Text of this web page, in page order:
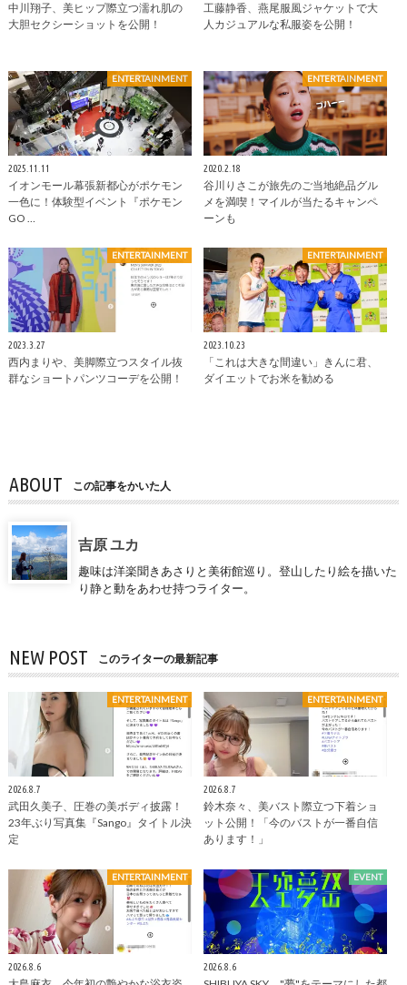
中川翔子、美ヒップ際立つ濡れ肌の
大胆セクシーショットを公開！
工藤静香、燕尾服風ジャケットで大
人カジュアルな私服姿を公開！
ENTERTAINMENT
2025.11.11
イオンモール幕張新都心がポケモン
一色に！体験型イベント『ポケモン
GO …
ENTERTAINMENT
2020.2.18
谷川りさこが旅先のご当地絶品グル
メを満喫！マイルが当たるキャンペ
ーンも
ENTERTAINMENT
2023.3.27
西内まりや、美脚際立つスタイル抜
群なショートパンツコーデを公開！
ENTERTAINMENT
2023.10.23
「これは大きな間違い」きんに君、
ダイエットでお米を勧める
ABOUT この記事をかいた人
吉原 ユカ
趣味は洋楽聞きあさりと美術館巡り。登山したり絵を描いた
り静と動をあわせ持つライター。
NEW POST このライターの最新記事
ENTERTAINMENT
2026.8.7
武田久美子、圧巻の美ボディ披露！
23年ぶり写真集『Sango』タイトル決
定
ENTERTAINMENT
2026.8.7
鈴木奈々、美バスト際立つ下着ショ
ット公開！「今のバストが一番自信
あります！」
ENTERTAINMENT
2026.8.6
EVENT
2026.8.6